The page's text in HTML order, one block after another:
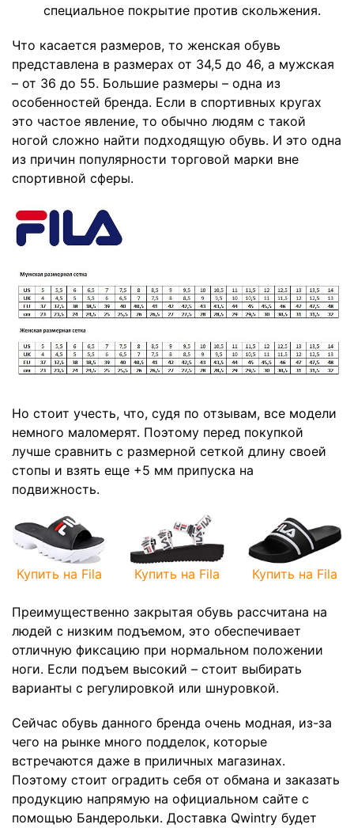
специальное покрытие против скольжения.
Что касается размеров, то женская обувь
представлена в размерах от 34,5 до 46, а мужская
– от 36 до 55. Большие размеры – одна из
особенностей бренда. Если в спортивных кругах
это частое явление, то обычно людям с такой
ногой сложно найти подходящую обувь. И это одна
из причин популярности торговой марки вне
спортивной сферы.
Но стоит учесть, что, судя по отзывам, все модели
немного маломерят. Поэтому перед покупкой
лучше сравнить с размерной сеткой длину своей
стопы и взять еще +5 мм припуска на
подвижность.
Купить на Fila Купить на Fila Купить на Fila
Преимущественно закрытая обувь рассчитана на
людей с низким подъемом, это обеспечивает
отличную фиксацию при нормальном положении
ноги. Если подъем высокий – стоит выбирать
варианты с регулировкой или шнуровкой.
Сейчас обувь данного бренда очень модная, из-за
чего на рынке много подделок, которые
встречаются даже в приличных магазинах.
Поэтому стоит оградить себя от обмана и заказать
продукцию напрямую на официальном сайте с
помощью Бандерольки. Доставка Qwintry будет